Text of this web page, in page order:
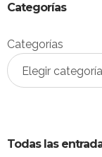
Categorías
Categorías
Elegir categoría
Todas las